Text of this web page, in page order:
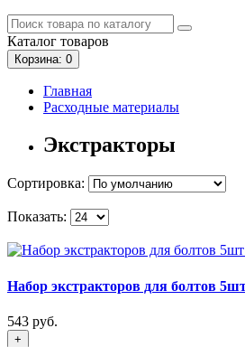
Каталог товаров
Корзина: 0
Главная
Расходные материалы
Экстракторы
Сортировка:
Показать:
Набор экстракторов для болтов
543 руб.
+